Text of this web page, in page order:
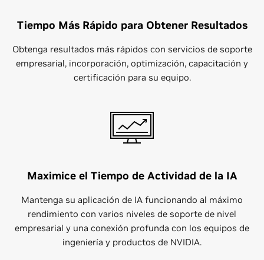
Tiempo Más Rápido para Obtener Resultados
Obtenga resultados más rápidos con servicios de soporte
empresarial, incorporación, optimización, capacitación y
certificación para su equipo.
Maximice el Tiempo de Actividad de la IA
Mantenga su aplicación de IA funcionando al máximo
rendimiento con varios niveles de soporte de nivel
empresarial y una conexión profunda con los equipos de
ingeniería y productos de NVIDIA.